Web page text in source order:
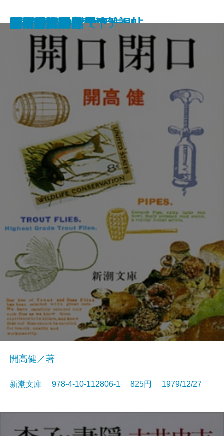
歴史と視点―私の雑記帖―
鬼怒川
食卓の情景
すばらしい数学者たち
道ありき―青春編―
鍵のかかる部屋
一人ならじ
燃えつきた地図
にぎやかな部屋
砂の城
開口閉口
開高健／著
新潮文庫 978-4-10-112806-1 825円 1979/12/27
杳子・妻隠
朝ごはんぬき？
渦
陸奥爆沈
毎日が日曜日
梅雨将軍信長
ギリシア神話〔下〕
芝桜〔上〕
芝桜〔下〕